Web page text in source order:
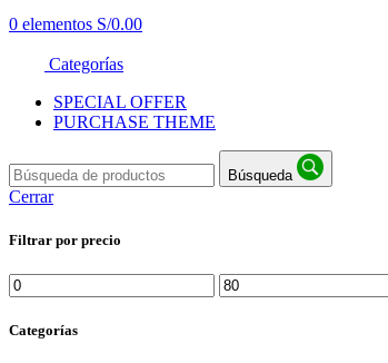
0 elementos S/0.00
Categorías
SPECIAL OFFER
PURCHASE THEME
Búsqueda
Cerrar
Filtrar por precio
Min
price
Max
price
Categorías